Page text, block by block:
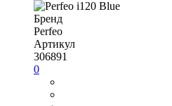
Бренд
Perfeo
Артикул
306891
0